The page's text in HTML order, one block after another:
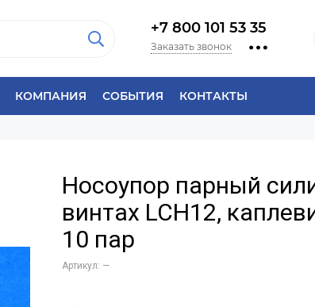
+7 800 101 53 35
Заказать звонок
КОМПАНИЯ СОБЫТИЯ КОНТАКТЫ
Носоупор парный
винтах LCH12,
10 пар
Артикул: —